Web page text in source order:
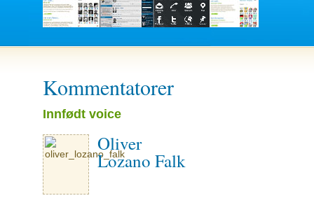
Kommentatorer
Innfødt voice
Oliver
Lozano Falk